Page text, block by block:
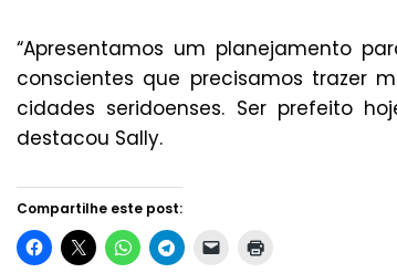
“Apresentamos um planejamento
conscientes que precisamos trazer
cidades seridoenses. Ser prefeito
destacou Sally.
Compartilhe este post: